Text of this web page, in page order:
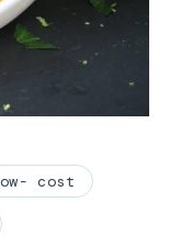
cost